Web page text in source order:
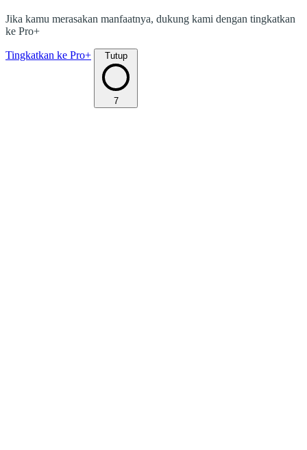
Jika kamu merasakan manfaatnya, dukung kami dengan tingkatkan
ke Pro+
Tingkatkan ke Pro+ Tutup
7